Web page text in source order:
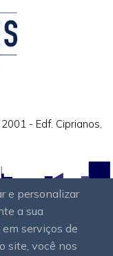
e personalizar
a sua
serviços de
site, você nos
- Edf. Ciprianos,